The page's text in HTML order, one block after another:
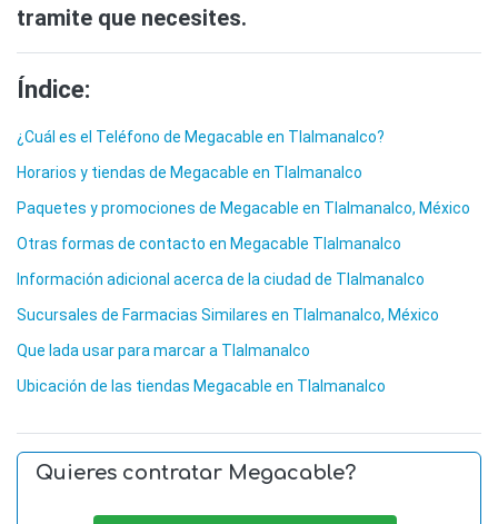
tramite que necesites.
Índice:
¿Cuál es el Teléfono de Megacable en Tlalmanalco?
Horarios y tiendas de Megacable en Tlalmanalco
Paquetes y promociones de Megacable en Tlalmanalco, México
Otras formas de contacto en Megacable Tlalmanalco
Información adicional acerca de la ciudad de Tlalmanalco
Sucursales de Farmacias Similares en Tlalmanalco, México
Que lada usar para marcar a Tlalmanalco
Ubicación de las tiendas Megacable en Tlalmanalco
Quieres contratar Megacable?